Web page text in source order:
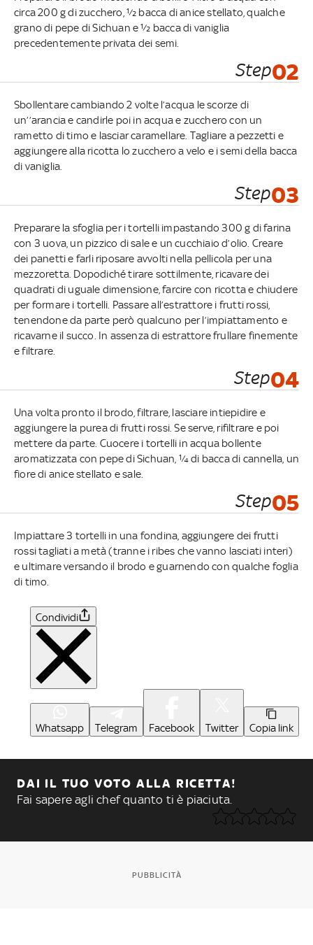
circa 200 g di zucchero, ½ bacca di anice stellato, qualche
grano di pepe di Sichuan e ½ bacca di vaniglia
precedentemente privata dei semi.
Step02
Sbollentare cambiando 2 volte l’acqua le scorze di
un’’arancia e candirle poi in acqua e zucchero con un
rametto di timo e lasciar caramellare. Tagliare a pezzetti e
aggiungere alla ricotta lo zucchero a velo e i semi della bacca
di vaniglia.
Step03
Preparare la sfoglia per i tortelli impastando 300 g di farina
con 3 uova, un pizzico di sale e un cucchiaio d’olio. Creare
dei panetti e farli riposare avvolti nella pellicola per una
mezzoretta. Dopodiché tirare sottilmente, ricavare dei
quadrati di uguale dimensione, farcire con ricotta e chiudere
per formare i tortelli. Passare all’estrattore i frutti rossi,
tenendone da parte però qualcuno per l’impiattamento e
ricavarne il succo. In assenza di estrattore frullare finemente
e filtrare.
Step04
Una volta pronto il brodo, filtrare, lasciare intiepidire e
aggiungere la purea di frutti rossi. Se serve, rifiltrare e poi
mettere da parte. Cuocere i tortelli in acqua bollente
aromatizzata con pepe di Sichuan, ¼ di bacca di cannella, un
fiore di anice stellato e sale.
Step05
Impiattare 3 tortelli in una fondina, aggiungere dei frutti
rossi tagliati a metà (tranne i ribes che vanno lasciati interi)
e ultimare versando il brodo e guarnendo con qualche foglia
di timo.
Condividi
Whatsapp Telegram Facebook Twitter Copia link
DAI IL TUO VOTO ALLA RICETTA!
Fai sapere agli chef quanto ti è piaciuta.
PUBBLICITÀ